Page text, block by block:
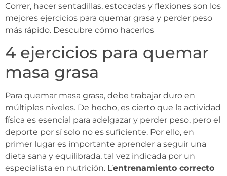
Correr, hacer sentadillas, estocadas y flexiones son los
mejores ejercicios para quemar grasa y perder peso
más rápido. Descubre cómo hacerlos
4 ejercicios para quemar
masa grasa
Para quemar masa grasa, debe trabajar duro en
múltiples niveles. De hecho, es cierto que la actividad
física es esencial para adelgazar y perder peso, pero el
deporte por sí solo no es suficiente. Por ello, en
primer lugar es importante aprender a seguir una
dieta sana y equilibrada, tal vez indicada por un
especialista en nutrición. L’entrenamiento correcto